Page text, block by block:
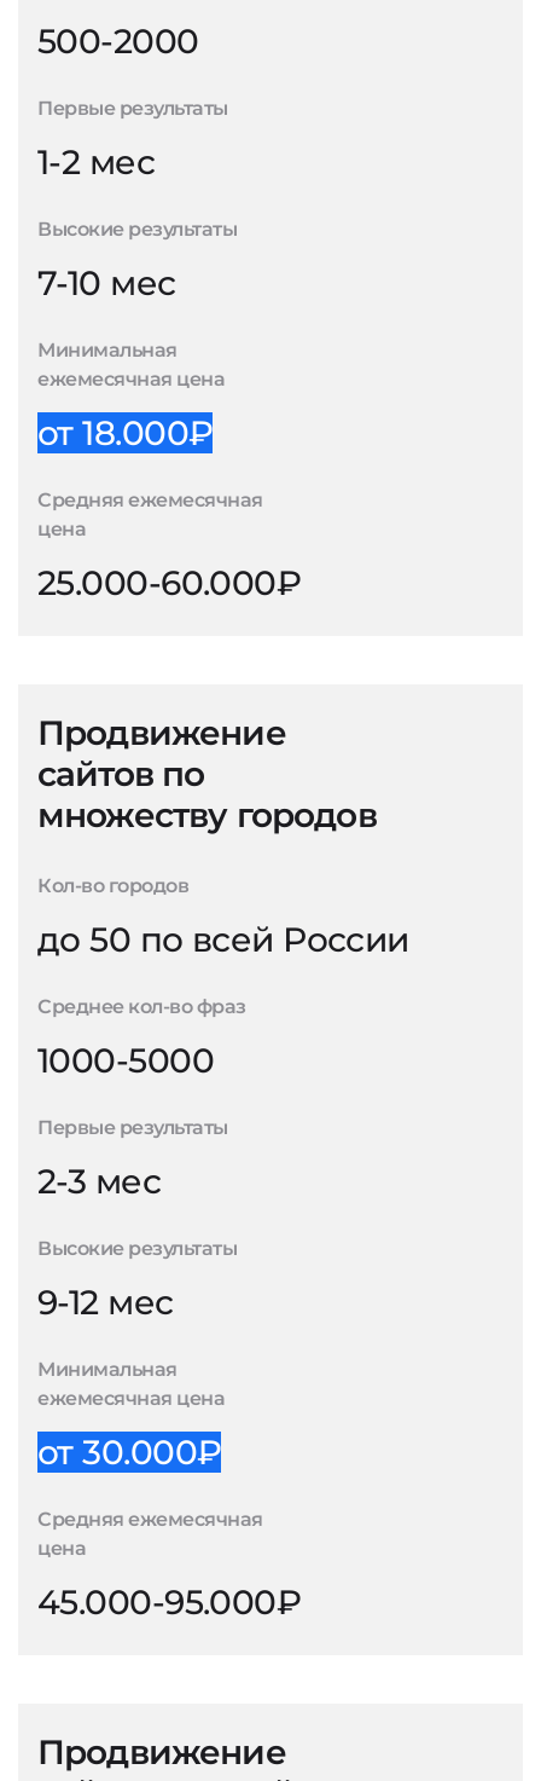
500-2000
Первые результаты
1-2 мес
Высокие результаты
7-10 мес
Минимальная
ежемесячная цена
от 18.000₽
Средняя ежемесячная
цена
25.000-60.000₽
Продвижение
сайтов по
множеству городов
Кол-во городов
до 50 по всей России
Среднее кол-во фраз
1000-5000
Первые результаты
2-3 мес
Высокие результаты
9-12 мес
Минимальная
ежемесячная цена
от 30.000₽
Средняя ежемесячная
цена
45.000-95.000₽
Продвижение